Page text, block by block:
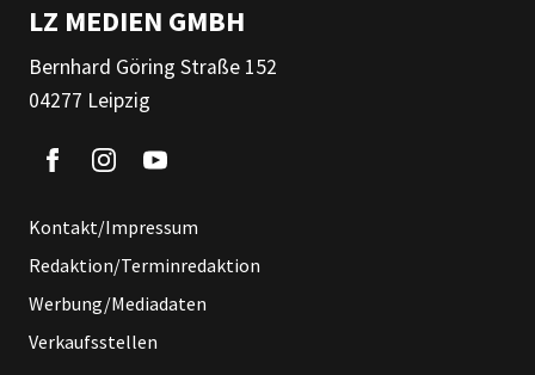
LZ MEDIEN GMBH
Bernhard Göring Straße 152
04277 Leipzig
Kontakt/Impressum
Redaktion/Terminredaktion
Werbung/Mediadaten
Verkaufsstellen